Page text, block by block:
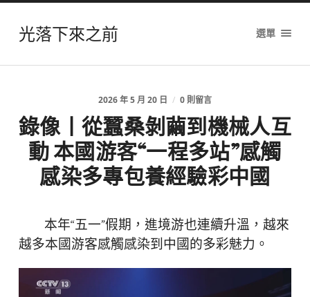
光落下來之前 選單
2026 年 5 月 20 日 / 0 則留言
錄像丨從蠶桑剝繭到機械人互
動 本國游客“一程多站”感觸
感染多專包養經驗彩中國
本年“五一”假期，進境游也連續升溫，越來
越多本國游客感觸感染到中國的多彩魅力。